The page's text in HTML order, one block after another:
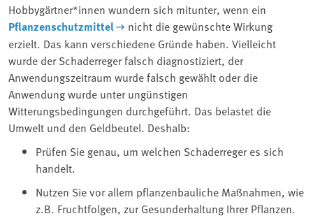
Hobbygärtner*innen wundern sich mitunter, wenn ein
Pflanzenschutzmittel⁠
nicht die gewünschte Wirkung
erzielt. Das kann verschiedene Gründe haben. Vielleicht
wurde der Schaderreger falsch diagnostiziert, der
Anwendungszeitraum wurde falsch gewählt oder die
Anwendung wurde unter ungünstigen
Witterungsbedingungen durchgeführt. Das belastet die
Umwelt und den Geldbeutel. Deshalb:
Prüfen Sie genau, um welchen Schaderreger es sich
handelt.
Nutzen Sie vor allem pflanzenbauliche Maßnahmen, wie
z.B. Fruchtfolgen, zur Gesunderhaltung Ihrer Pflanzen.